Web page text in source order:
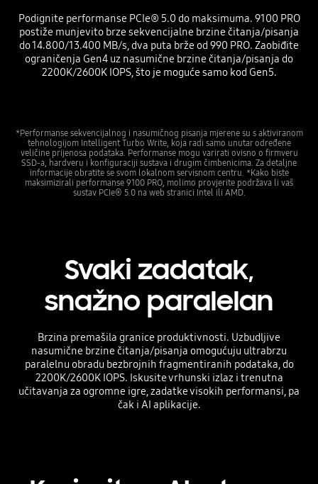
Podignite performanse PCIe® 5.0 do maksimuma. 9100 PRO
postiže munjevito brze sekvencijalne brzine čitanja/pisanja
do 14.800/13.400 MB/s, dva puta brže od 990 PRO. Zaobiđite
ograničenja Gen4 uz nasumične brzine čitanja/pisanja do
2200K/2600K IOPS, što je moguće samo kod Gen5.
*Performanse sekvencijalnog i nasumičnog pisanja mjerene su s aktiviranom
tehnologijom Intelligent Turbo Write, koja radi samo unutar određene
veličine prijenosa podataka. Performanse mogu varirati ovisno o firmveru
SSD-a, hardveru i konfiguraciji sustava i drugim čimbenicima. Za detaljne
informacije obratite se svom lokalnom servisnom centru. *Kako biste
maksimizirali performanse 9100 PRO, molimo provjerite podržava li vaš
sustav PCIe® 5.0 na web stranici Intel ili AMD.
Svaki zadatak,
snažno paralelan
Brzina premašila granice produktivnosti. Uzbudljive
nasumične brzine čitanja/pisanja omogućuju ultrabrzu
paralelnu obradu bezbrojnih fragmentiranih podataka, do
2200K/2600K IOPS. Iskusite vrhunski izlaz i trenutna
učitavanja za ogromne igre, zadatke visokih performansi, pa
čak i AI aplikacije.